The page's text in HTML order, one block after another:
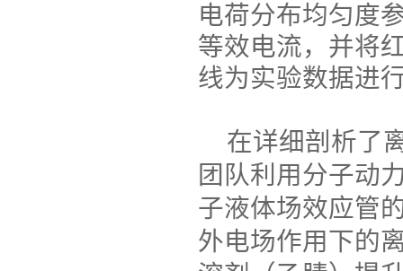
电荷分布均匀度
等效电流，并将
线为实验数据进
在详细剖析了
团队利用分子动
子液体场效应管
外电场作用下的